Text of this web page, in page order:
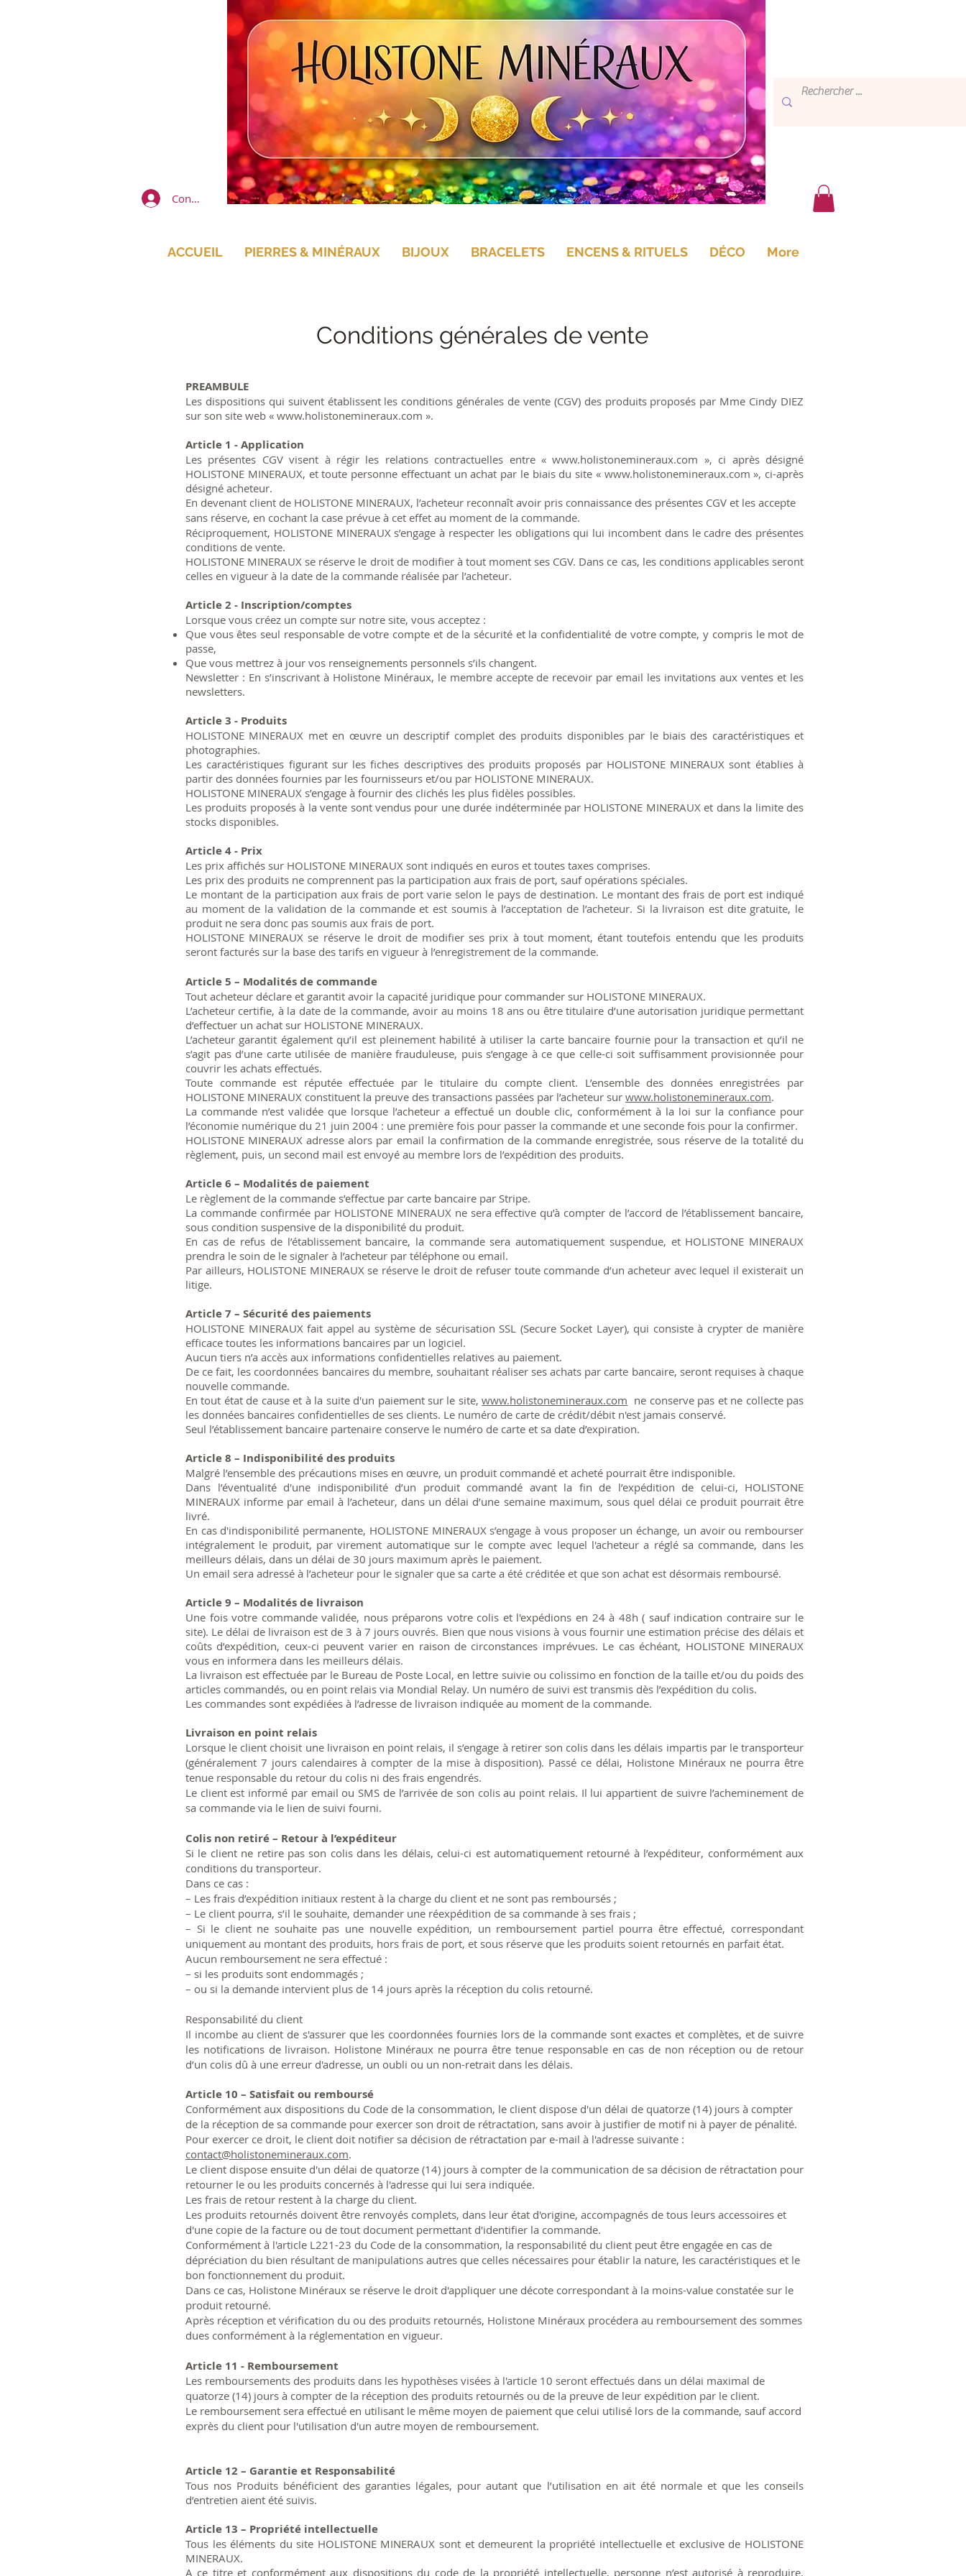
Connexion
ACCUEIL PIERRES & MINÉRAUX BIJOUX BRACELETS ENCENS & RITUELS DÉCO More
Conditions générales de vente
PREAMBULE
Les dispositions qui suivent établissent les conditions générales de vente (CGV) des produits proposés par Mme Cindy DIEZ
sur son site web « www.holistonemineraux.com ».
Article 1 - Application
Les présentes CGV visent à régir les relations contractuelles entre «www.holistonemineraux.com », ci après désigné
HOLISTONE MINERAUX, et toute personne effectuant un achat par le biais du site « www.holistonemineraux.com », ci-après
désigné acheteur.
En devenant client de HOLISTONE MINERAUX, l’acheteur reconnaît avoir pris connaissance des présentes CGV et les accepte
sans réserve, en cochant la case prévue à cet effet au moment de la commande.
Réciproquement, HOLISTONE MINERAUX s’engage à respecter les obligations qui lui incombent dans le cadre des présentes
conditions de vente.
HOLISTONE MINERAUX se réserve le droit de modifier à tout moment ses CGV. Dans ce cas, les conditions applicables seront
celles en vigueur à la date de la commande réalisée par l’acheteur.
Article 2 - Inscription/comptes
Lorsque vous créez un compte sur notre site, vous acceptez :
Que vous êtes seul responsable de votre compte et de la sécurité et la confidentialité de votre compte, y compris le mot de
passe,
Que vous mettrez à jour vos renseignements personnels s’ils changent.
Newsletter : En s’inscrivant à Holistone Minéraux, le membre accepte de recevoir par email les invitations aux ventes et les
newsletters.
Article 3 - Produits
HOLISTONE MINERAUX met en œuvre un descriptif complet des produits disponibles par le biais des caractéristiques et
photographies.
Les caractéristiques figurant sur les fiches descriptives des produits proposés par HOLISTONE MINERAUX sont établies à
partir des données fournies par les fournisseurs et/ou par HOLISTONE MINERAUX.
HOLISTONE MINERAUX s’engage à fournir des clichés les plus fidèles possibles.
Les produits proposés à la vente sont vendus pour une durée indéterminée par HOLISTONE MINERAUX et dans la limite des
stocks disponibles.
Article 4 - Prix
Les prix affichés sur HOLISTONE MINERAUX sont indiqués en euros et toutes taxes comprises.
Les prix des produits ne comprennent pas la participation aux frais de port, sauf opérations spéciales.
Le montant de la participation aux frais de port varie selon le pays de destination. Le montant des frais de port est indiqué
au moment de la validation de la commande et est soumis à l’acceptation de l’acheteur. Si la livraison est dite gratuite, le
produit ne sera donc pas soumis aux frais de port.
HOLISTONE MINERAUX se réserve le droit de modifier ses prix à tout moment, étant toutefois entendu que les produits
seront facturés sur la base des tarifs en vigueur à l’enregistrement de la commande.
Article 5 – Modalités de commande
Tout acheteur déclare et garantit avoir la capacité juridique pour commander sur HOLISTONE MINERAUX.
L’acheteur certifie, à la date de la commande, avoir au moins 18 ans ou être titulaire d’une autorisation juridique permettant
d’effectuer un achat sur HOLISTONE MINERAUX.
L’acheteur garantit également qu’il est pleinement habilité à utiliser la carte bancaire fournie pour la transaction et qu’il ne
s’agit pas d’une carte utilisée de manière frauduleuse, puis s’engage à ce que celle-ci soit suffisamment provisionnée pour
couvrir les achats effectués.
Toute commande est réputée effectuée par le titulaire du compte client. L’ensemble des données enregistrées par
HOLISTONE MINERAUX constituent la preuve des transactions passées par l’acheteur sur www.holistonemineraux.com.
La commande n’est validée que lorsque l’acheteur a effectué un double clic, conformément à la loi sur la confiance pour
l’économie numérique du 21 juin 2004 : une première fois pour passer la commande et une seconde fois pour la confirmer.
HOLISTONE MINERAUX adresse alors par email la confirmation de la commande enregistrée, sous réserve de la totalité du
règlement, puis, un second mail est envoyé au membre lors de l’expédition des produits.
Article 6 – Modalités de paiement
Le règlement de la commande s’effectue par carte bancaire par Stripe.
La commande confirmée par HOLISTONE MINERAUX ne sera effective qu’à compter de l’accord de l’établissement bancaire,
sous condition suspensive de la disponibilité du produit.
En cas de refus de l’établissement bancaire, la commande sera automatiquement suspendue, et HOLISTONE MINERAUX
prendra le soin de le signaler à l’acheteur par téléphone ou email.
Par ailleurs, HOLISTONE MINERAUX se réserve le droit de refuser toute commande d’un acheteur avec lequel il existerait un
litige.
Article 7 – Sécurité des paiements
HOLISTONE MINERAUX fait appel au système de sécurisation SSL (Secure Socket Layer), qui consiste à crypter de manière
efficace toutes les informations bancaires par un logiciel.
Aucun tiers n’a accès aux informations confidentielles relatives au paiement.
De ce fait, les coordonnées bancaires du membre, souhaitant réaliser ses achats par carte bancaire, seront requises à chaque
nouvelle commande.
En tout état de cause et à la suite d'un paiement sur le site,www.holistonemineraux.com ne conserve pas et ne collecte pas
les données bancaires confidentielles de ses clients. Le numéro de carte de crédit/débit n'est jamais conservé.
Seul l’établissement bancaire partenaire conserve le numéro de carte et sa date d’expiration.
Article 8 – Indisponibilité des produits
Malgré l’ensemble des précautions mises en œuvre, un produit commandé et acheté pourrait être indisponible.
Dans l’éventualité d'une indisponibilité d’un produit commandé avant la fin de l’expédition de celui-ci, HOLISTONE
MINERAUX informe par email à l’acheteur, dans un délai d’une semaine maximum, sous quel délai ce produit pourrait être
livré.
En cas d'indisponibilité permanente, HOLISTONE MINERAUX s’engage à vous proposer un échange, un avoir ou rembourser
intégralement le produit, par virement automatique sur le compte avec lequel l'acheteur a réglé sa commande, dans les
meilleurs délais, dans un délai de 30 jours maximum après le paiement.
Un email sera adressé à l’acheteur pour le signaler que sa carte a été créditée et que son achat est désormais remboursé.
Article 9 – Modalités de livraison
Une fois votre commande validée, nous préparons votre colis et l'expédions en 24 à 48h ( sauf indication contraire sur le
site). Le délai de livraison est de 3 à 7 jours ouvrés. Bien que nous visions à vous fournir une estimation précise des délais et
coûts d’expédition, ceux-ci peuvent varier en raison de circonstances imprévues. Le cas échéant, HOLISTONE MINERAUX
vous en informera dans les meilleurs délais.
La livraison est effectuée par le Bureau de Poste Local, en lettre suivie ou colissimo en fonction de la taille et/ou du poids des
articles commandés, ou en point relais via Mondial Relay. Un numéro de suivi est transmis dès l’expédition du colis.
Les commandes sont expédiées à l’adresse de livraison indiquée au moment de la commande.
Livraison en point relais
Lorsque le client choisit une livraison en point relais, il s’engage à retirer son colis dans les délais impartis par le transporteur
(généralement 7 jours calendaires à compter de la mise à disposition). Passé ce délai, Holistone Minéraux ne pourra être
tenue responsable du retour du colis ni des frais engendrés.
Le client est informé par email ou SMS de l’arrivée de son colis au point relais. Il lui appartient de suivre l’acheminement de
sa commande via le lien de suivi fourni.
Colis non retiré – Retour à l’expéditeur
Si le client ne retire pas son colis dans les délais, celui-ci est automatiquement retourné à l’expéditeur, conformément aux
conditions du transporteur.
Dans ce cas :
– Les frais d’expédition initiaux restent à la charge du client et ne sont pas remboursés ;
– Le client pourra, s’il le souhaite, demander une réexpédition de sa commande à ses frais ;
– Si le client ne souhaite pas une nouvelle expédition, un remboursement partiel pourra être effectué, correspondant
uniquement au montant des produits, hors frais de port, et sous réserve que les produits soient retournés en parfait état.
Aucun remboursement ne sera effectué :
– si les produits sont endommagés ;
– ou si la demande intervient plus de 14 jours après la réception du colis retourné.
Responsabilité du client
Il incombe au client de s'assurer que les coordonnées fournies lors de la commande sont exactes et complètes, et de suivre
les notifications de livraison. Holistone Minéraux ne pourra être tenue responsable en cas de non réception ou de retour
d’un colis dû à une erreur d'adresse, un oubli ou un non-retrait dans les délais.
Article 10 – Satisfait ou remboursé
Conformément aux dispositions du Code de la consommation, le client dispose d'un délai de quatorze (14) jours à compter
de la réception de sa commande pour exercer son droit de rétractation, sans avoir à justifier de motif ni à payer de pénalité.
Pour exercer ce droit, le client doit notifier sa décision de rétractation par e-mail à l'adresse suivante :
contact@holistonemineraux.com.
Le client dispose ensuite d'un délai de quatorze (14) jours à compter de la communication de sa décision de rétractation pour
retourner le ou les produits concernés à l'adresse qui lui sera indiquée.
Les frais de retour restent à la charge du client.
Les produits retournés doivent être renvoyés complets, dans leur état d'origine, accompagnés de tous leurs accessoires et
d'une copie de la facture ou de tout document permettant d'identifier la commande.
Conformément à l'article L221-23 du Code de la consommation, la responsabilité du client peut être engagée en cas de
dépréciation du bien résultant de manipulations autres que celles nécessaires pour établir la nature, les caractéristiques et le
bon fonctionnement du produit.
Dans ce cas, Holistone Minéraux se réserve le droit d'appliquer une décote correspondant à la moins-value constatée sur le
produit retourné.
Après réception et vérification du ou des produits retournés, Holistone Minéraux procédera au remboursement des sommes
dues conformément à la réglementation en vigueur.
Article 11 - Remboursement
Les remboursements des produits dans les hypothèses visées à l'article 10 seront effectués dans un délai maximal de
quatorze (14) jours à compter de la réception des produits retournés ou de la preuve de leur expédition par le client.
Le remboursement sera effectué en utilisant le même moyen de paiement que celui utilisé lors de la commande, sauf accord
exprès du client pour l'utilisation d'un autre moyen de remboursement.
Article 12 – Garantie et Responsabilité
Tous nos Produits bénéficient des garanties légales, pour autant que l’utilisation en ait été normale et que les conseils
d’entretien aient été suivis.
Article 13 – Propriété intellectuelle
Tous les éléments du site HOLISTONE MINERAUX sont et demeurent la propriété intellectuelle et exclusive de HOLISTONE
MINERAUX.
A ce titre et conformément aux dispositions du code de la propriété intellectuelle, personne n’est autorisé à reproduire,